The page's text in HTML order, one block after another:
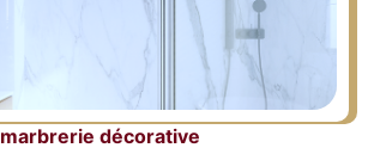
marbrerie décorative